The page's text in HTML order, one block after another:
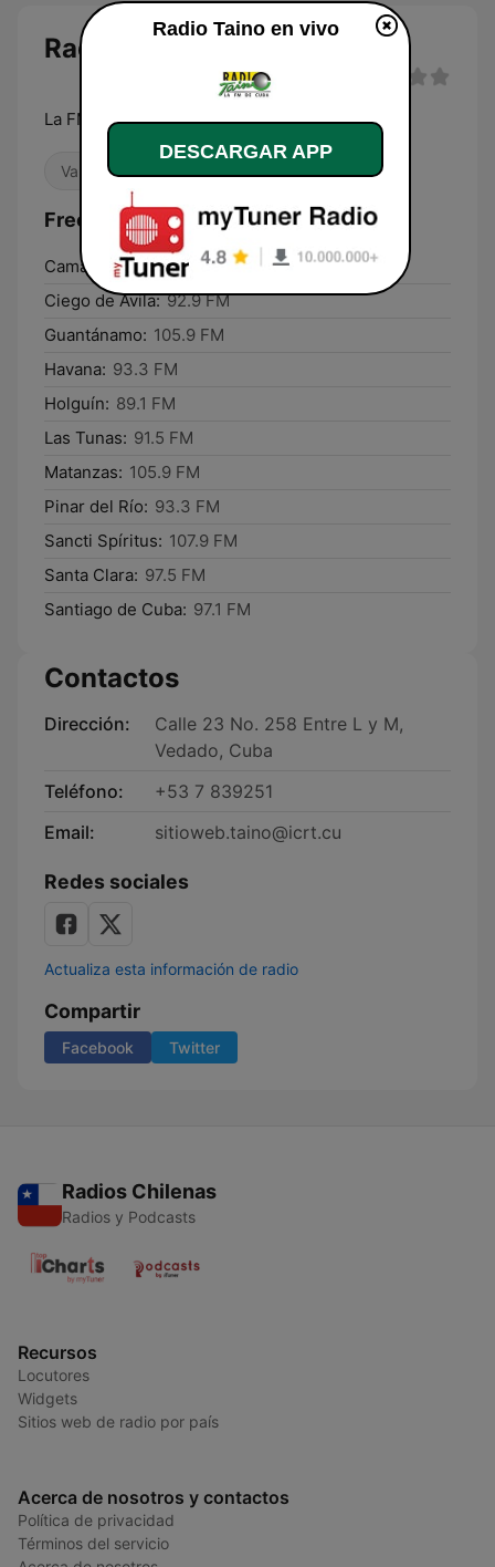
Radio Taino
La FM de Cuba
Variado Cultura & Educación
Frecuencias Radio Taino:
Camagüey: 93.3 FM
Ciego de Ávila: 92.9 FM
Guantánamo: 105.9 FM
Havana: 93.3 FM
Holguín: 89.1 FM
Las Tunas: 91.5 FM
Matanzas: 105.9 FM
Pinar del Río: 93.3 FM
Sancti Spíritus: 107.9 FM
Santa Clara: 97.5 FM
Santiago de Cuba: 97.1 FM
Contactos
Dirección:
Calle 23 No. 258 Entre L y M,
Vedado, Cuba
Teléfono:
+53 7 839251
Email:
sitioweb.taino@icrt.cu
Redes sociales
Actualiza esta información de radio
Compartir
Facebook Twitter
Radios Chilenas
Radios y Podcasts
Recursos
Locutores
Widgets
Sitios web de radio por país
Acerca de nosotros y contactos
Política de privacidad
Términos del servicio
Radio Taino en vivo
DESCARGAR APP